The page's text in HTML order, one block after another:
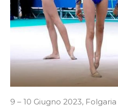
9 – 10 Giugno 2023, Folgaria